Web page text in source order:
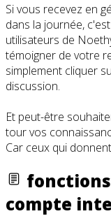
Si vous recevez en
dans la journée,
utilisateurs de
témoigner de votre
simplement cliquer
discussion.
Et peut-être
tour vos
Car ceux qui
compte